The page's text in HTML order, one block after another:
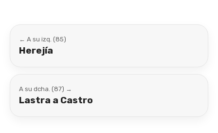
← A su izq. (85)
Herejía
A su dcha. (87) →
Lastra a Castro